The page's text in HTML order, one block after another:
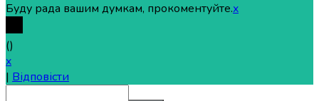
Буду рада вашим думкам, прокоментуйте.x
()
x
| Відповісти